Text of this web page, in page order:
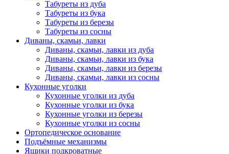
Табуреты из дуба
Табуреты из бука
Табуреты из березы
Табуреты из сосны
Диваны, скамьи, лавки
Диваны, скамьи, лавки из дуба
Диваны, скамьи, лавки из бука
Диваны, скамьи, лавки из березы
Диваны, скамьи, лавки из сосны
Кухонные уголки
Кухонные уголки из дуба
Кухонные уголки из бука
Кухонные уголки из березы
Кухонные уголки из сосны
Ортопедическое основание
Подъёмные механизмы
Ящики подкроватные